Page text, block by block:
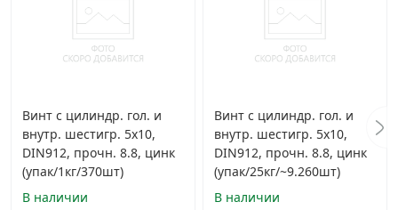
Винт с цилиндр. гол. и
внутр. шестигр. 5х10,
DIN912, прочн. 8.8, цинк
(упак/1кг/370шт)
В наличии
Винт с цилиндр. гол. и
внутр. шестигр. 5х10,
DIN912, прочн. 8.8, цинк
(упак/25кг/~9.260шт)
В наличии